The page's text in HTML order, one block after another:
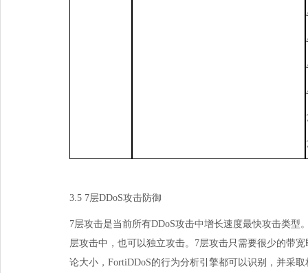
3.57层DDoS攻击防御
7层攻击是当前所有DDoS攻击中增长速度最快攻击类型
层攻击中，也可以独立攻击。 7层攻击只需要很少的带
论大小， FortiDDoS的行为分析引擎都可以识别，并采